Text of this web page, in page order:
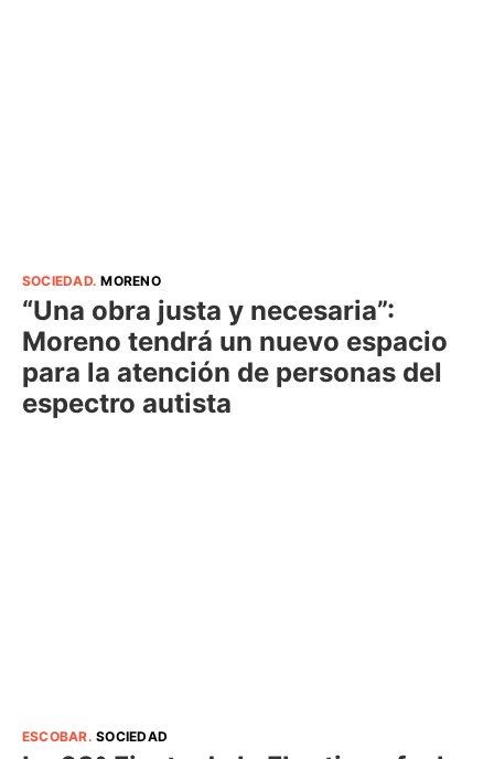
SOCIEDAD.MORENO
“Una obra justa y necesaria”:
Moreno tendrá un nuevo espacio
para la atención de personas del
espectro autista
ESCOBAR.SOCIEDAD